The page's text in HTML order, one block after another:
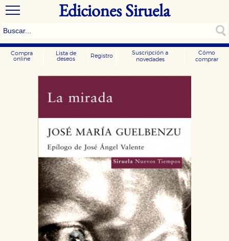
Ediciones Siruela
Compra
online
Lista de
deseos
Registro
Suscripción a
novedades
Cómo
comprar